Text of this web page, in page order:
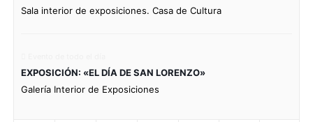
Sala interior de exposiciones. Casa de Cultura
EXPOSICIÓN: «EL DÍA DE SAN LORENZO»
Galería Interior de Exposiciones